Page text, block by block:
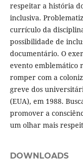
respeitar a história
inclusiva.
currículo da
possibilidade de
documentário. O
evento emblemático
romper com a
greve dos
(EUA), em 1988.
promover a
um olhar mais
DOWNLOADS